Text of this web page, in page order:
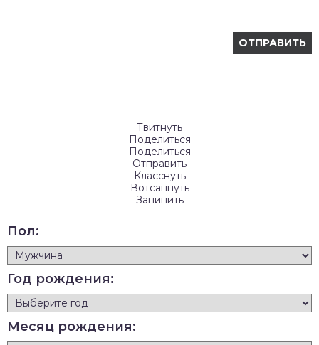
Твитнуть
Поделиться
Поделиться
Отправить
Класснуть
Вотсапнуть
Запинить
Пол:
Год рождения:
Месяц рождения: